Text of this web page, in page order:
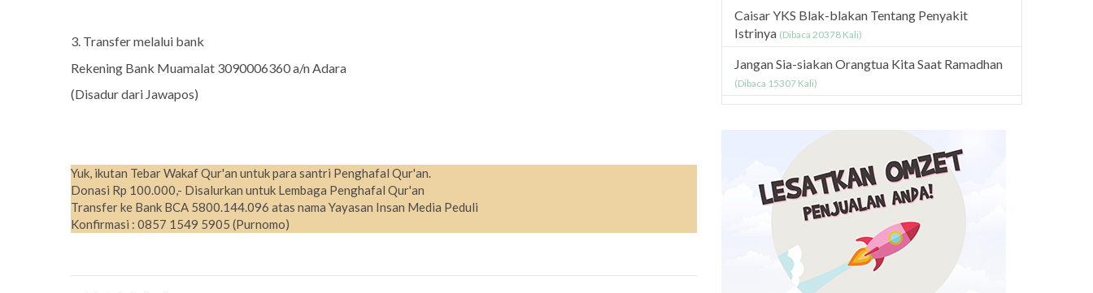
3. Transfer melalui bank
Rekening Bank Muamalat 3090006360 a/n Adara
(Disadur dari Jawapos)⁠⁠⁠⁠
Yuk, ikutan Tebar Wakaf Qur'an untuk para santri Penghafal Qur'an.
Donasi Rp 100.000,- Disalurkan untuk Lembaga Penghafal Qur'an
Transfer ke Bank BCA 5800.144.096 atas nama Yayasan Insan Media Peduli
Konfirmasi : 0857 1549 5905 (Purnomo)
Caisar YKS Blak-blakan Tentang Penyakit
Istrinya (Dibaca 20378 Kali)
Jangan Sia-siakan Orangtua Kita Saat Ramadhan
(Dibaca 15307 Kali)